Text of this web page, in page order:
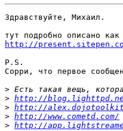
Здравствуйте, Михаил.
http://
P.S.
Сорри, что первое
>
> http://blog.lighttpd.net/
> http://
> http://www.cometd.com/
> http://